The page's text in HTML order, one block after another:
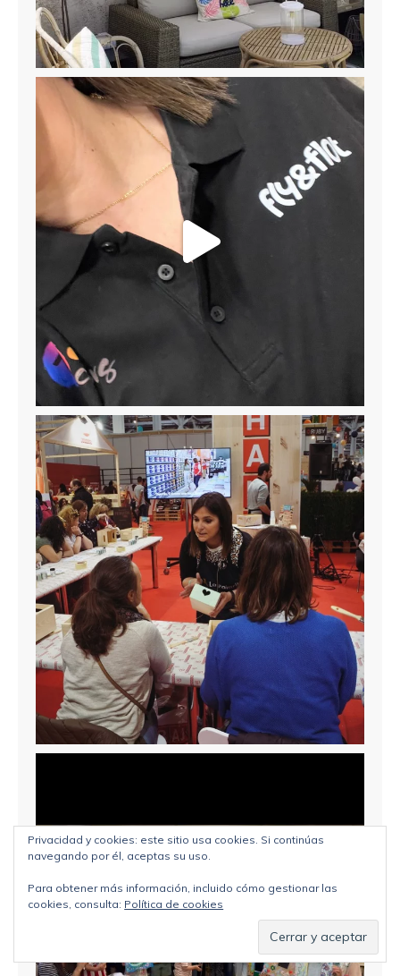
Privacidad y cookies: este sitio usa cookies. Si continúas
navegando por él, aceptas su uso.
Para obtener más información, incluido cómo gestionar las
cookies, consulta: Política de cookies